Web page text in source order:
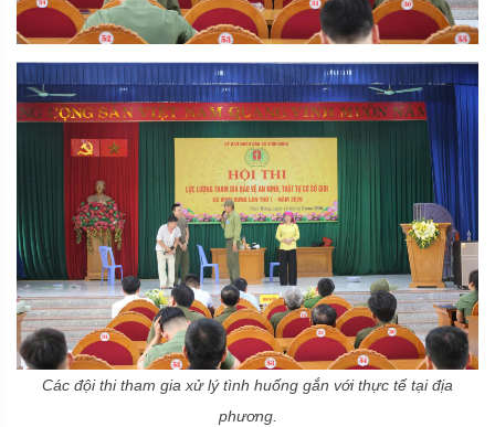
Các đội thi tham gia xử lý tình huống gắn với thực tế tại địa
phương.